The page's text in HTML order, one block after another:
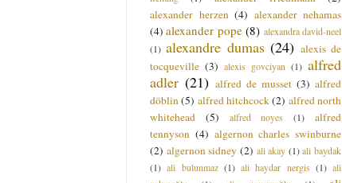
alexander herzen (4) alexander nehamas
(4) alexander pope (8) alexandra david-neel
(1) alexandre dumas (24) alexis de
tocqueville (3) alexis govciyan (1) alfred
adler (21) alfred de musset (3) alfred
döblin (5) alfred hitchcock(2) alfred north
whitehead
(5) alfred noyes (1)
alfred
tennyson (4) algernon charles swinburne
(2) algernon sidney (2) ali akay (1) ali baydak
(1) ali bulunmaz (1) ali haydar nergis (1) ali